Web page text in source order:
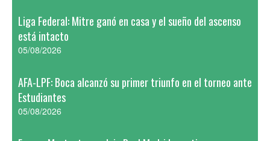
Liga Federal: Mitre ganó en casa y el sueño del ascenso
está intacto
05/08/2026
AFA-LPF: Boca alcanzó su primer triunfo en el torneo ante
Estudiantes
05/08/2026